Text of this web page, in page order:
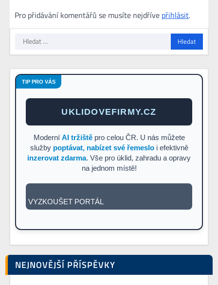
Pro přidávání komentářů se musíte nejdříve přihlásit.
Vyhledávání
TIP PRO VÁS
UKLIDOVEFIRMY.CZ
Moderní AI tržištěpro celou ČR. U nás můžete
služby poptávat, nabízet své řemesloi efektivně
inzerovat zdarma. Vše pro úklid, zahradu a opravy
na jednom místě!
VYZKOUŠET PORTÁL
NEJNOVĚJŠÍ PŘÍSPĚVKY